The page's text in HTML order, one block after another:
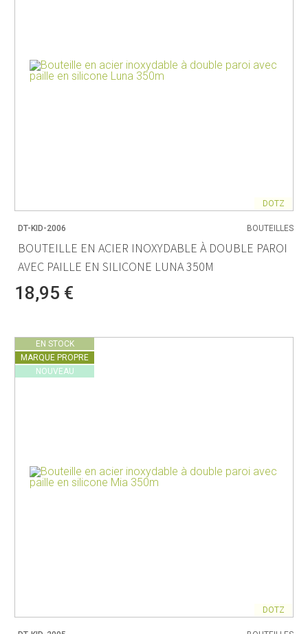
DOTZ
DT-KID-2006 BOUTEILLES
BOUTEILLE EN ACIER INOXYDABLE À DOUBLE PAROI
AVEC PAILLE EN SILICONE LUNA 350M
18,95 €
EN STOCK
MARQUE PROPRE
NOUVEAU
DOTZ